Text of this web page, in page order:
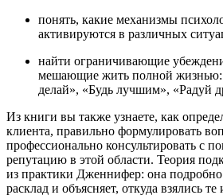
понять, какие механизмы
активируются в различных
найти ограничивающие
мешающие жить полной жизнью:
делай», «Будь лучшим», «Радуй
Из книги вы также узнаете, как
клиента, правильно формулировать
профессионально консультировать с
репутацию в этой области. Теория
из практики Дженнифер: она
расклад и объясняет, откуда взялись